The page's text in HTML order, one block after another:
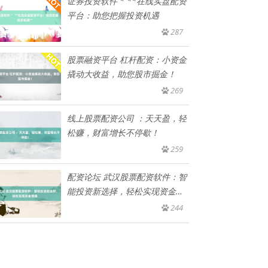
平台：助您把握投资机遇
287
股票融资平台 杠杆配资：小资金
撬动大收益，助您股市掘金！
269
线上股票配资公司 ：天天盈，轻
松赚，财富增长不停歇！
259
配资论坛 武汉股票配资软件：智
能投资新选择，轻松实现资金增
244